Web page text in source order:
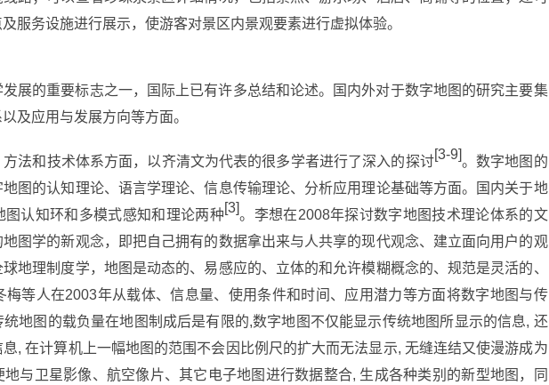
服务设施进行展示，使游客对景区内景观要素进行虚拟体验。
展的重要标志之一，国际上已有许多总结和论述。国内外对于数字地图的研究主要集
及应用与发展方向等方面。
法和技术体系方面，以齐清文为代表的很多学者进行了深入的探讨[3-9]。数字地图的
图的认知理论、语言学理论、信息传输理论、分析应用理论基础等方面。国内关于地
认知环和多模式感知和理论两种[3]。李想在2008年探讨数字地图技术理论体系的文
图学的新观念，即把自己拥有的数据拿出来与人共享的现代观念、建立面向用户的观
地理制度学，地图是动态的、易感应的、立体的和允许模糊概念的、规范是灵活的、
梅等人在2003年从载体、信息量、使用条件和时间、应用潜力等方面将数字地图与传
地图的载负量在地图制成后是有限的,数字地图不仅能显示传统地图所显示的信息, 还
, 在计算机上一幅地图的范围不会因比例尺的扩大而无法显示, 无缝连结又使漫游成为
与卫星影像、航空像片、其它电子地图进行数据整合, 生成各种类别的新型地图，同